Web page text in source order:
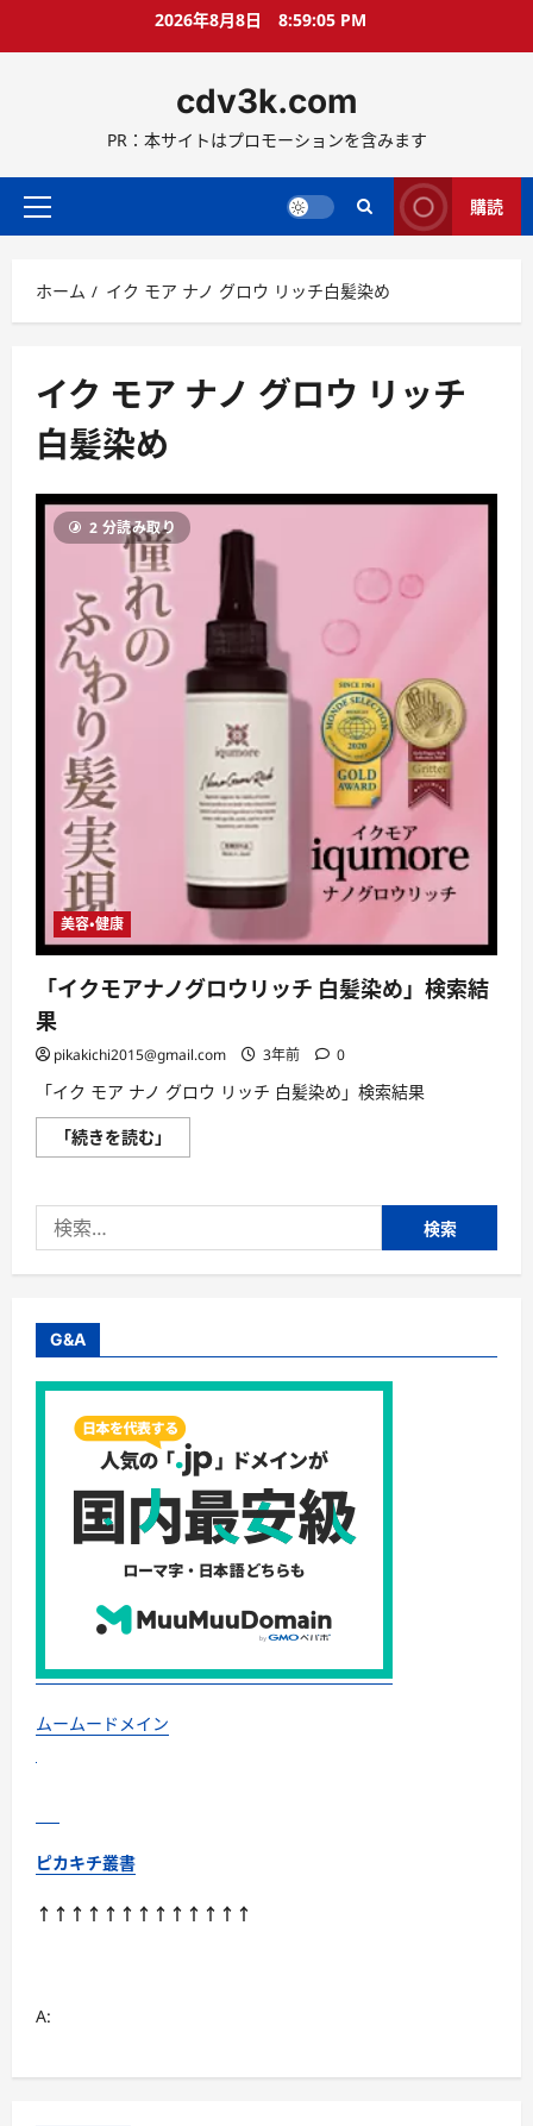
ス
ッ
2026年8月8日 8:59:06 PM
cdv3k.com
PR：本サイトはプロモーションを含みます
メ
メ
ニ
ー
購読
ホーム イク モア ナノ グロウ リッチ白髪染め
イク モア ナノ グロウ リッチ
白髪染め
2 分読み取り
美容・健康
「イクモアナノグロウリッチ 白髪染め」検索結
果
pikakichi2015@gmail.com 3年前 0
「イク モア ナノ グロウ リッチ 白髪染め」検索結果
「続きを読む」
ク
ナ
ロ
ウ
髪
め」
索
結
果
に
い
て
さ
ら
に
読
索:
G&A
ムームードメイン
ピカキチ叢書
↑↑↑↑↑↑↑↑↑↑↑↑↑
A: